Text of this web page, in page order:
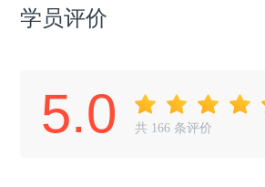
学员评价
5.0 共 166 条评价